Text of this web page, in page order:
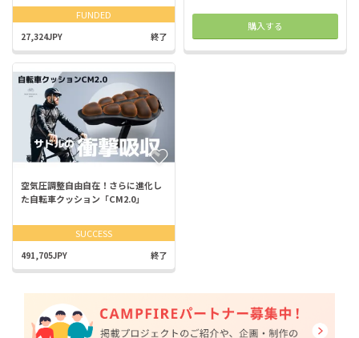
FUNDED
27,324JPY 終了
購入する
空気圧調整自由自在！さらに進化し
た自転車クッション「CM2.0」
SUCCESS
491,705JPY 終了